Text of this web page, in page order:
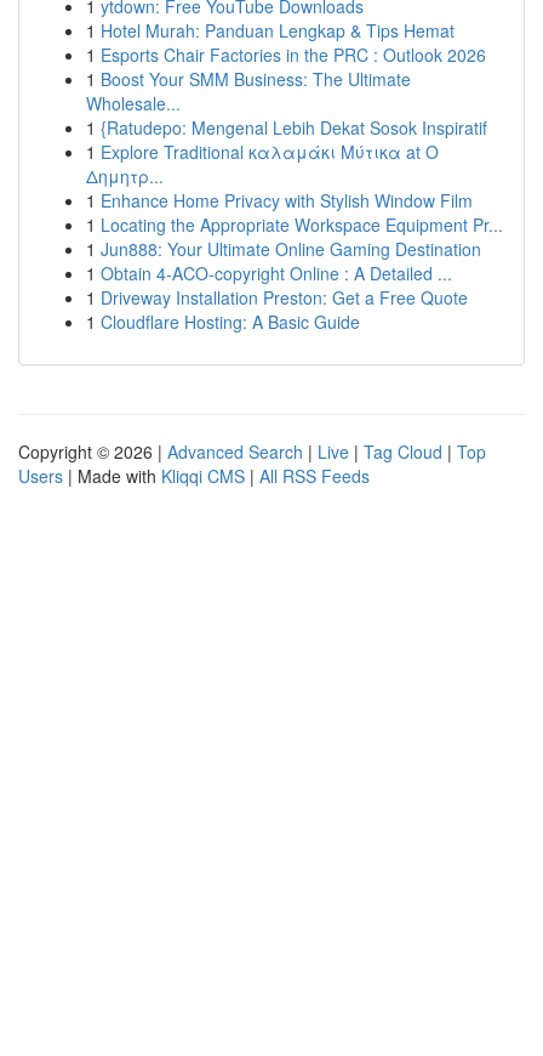
1 ytdown: Free YouTube Downloads
1 Hotel Murah: Panduan Lengkap & Tips Hemat
1 Esports Chair Factories in the PRC : Outlook 2026
1 Boost Your SMM Business: The Ultimate
Wholesale...
1 {Ratudepo: Mengenal Lebih Dekat Sosok Inspiratif
1 Explore Traditional καλαμάκι Μύτικα at Ο
Δημητρ...
1 Enhance Home Privacy with Stylish Window Film
1 Locating the Appropriate Workspace Equipment Pr...
1 Jun888: Your Ultimate Online Gaming Destination
1 Obtain 4-ACO-copyright Online : A Detailed ...
1 Driveway Installation Preston: Get a Free Quote
1 Cloudflare Hosting: A Basic Guide
Copyright © 2026 | Advanced Search | Live | Tag Cloud | Top
Users | Made with Kliqqi CMS | All RSS Feeds